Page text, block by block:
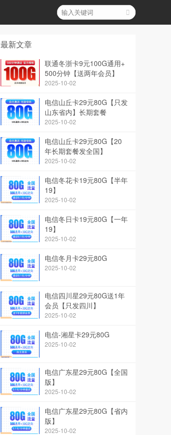
最新文章
联通冬浙卡9元100G通用+
500分钟【送两年会员】
2025-10-02
电信山丘卡29元80G【只发
山东省内】长期套餐
2025-10-02
电信山丘卡29元80G【20
年长期套餐发全国】
2025-10-02
电信冬花卡19元80G【半年
19】
2025-10-02
电信冬日卡19元80G【一年
19】
2025-10-02
电信冬月卡29元80G
2025-10-02
电信四川星29元80G送1年
会员【只发四川】
2025-10-02
电信-湘星卡29元80G
2025-10-02
电信广东星29元80G【全国
版】
2025-10-02
电信广东星29元80G【省内
版】
2025-10-02